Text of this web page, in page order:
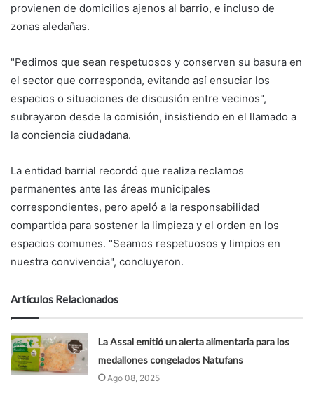
provienen de domicilios ajenos al barrio, e incluso de
zonas aledañas.
"Pedimos que sean respetuosos y conserven su basura en
el sector que corresponda, evitando así ensuciar los
espacios o situaciones de discusión entre vecinos",
subrayaron desde la comisión, insistiendo en el llamado a
la conciencia ciudadana.
La entidad barrial recordó que realiza reclamos
permanentes ante las áreas municipales
correspondientes, pero apeló a la responsabilidad
compartida para sostener la limpieza y el orden en los
espacios comunes. "Seamos respetuosos y limpios en
nuestra convivencia", concluyeron.
Artículos Relacionados
La Assal emitió un alerta alimentaria para los
medallones congelados Natufans
Ago 08, 2025